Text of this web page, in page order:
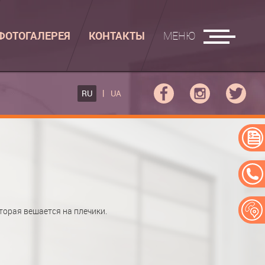
КОНТАКТЫ МЕНЮ
RU UA
вешается на плечики.
ДОСКИ